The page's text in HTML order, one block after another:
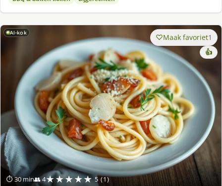
AI-kok
⏱ 30 min👥 4★★★★★ 5 (1)
Maak favoriet1
👍